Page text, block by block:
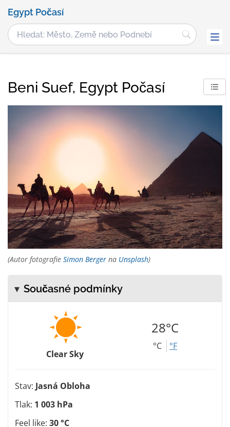
Egypt Počasí
Beni Suef, Egypt Počasí
(Autor fotografie Simon Berger na Unsplash)
Současné podmínky
Clear Sky
28°C
°C °F
Stav: Jasná Obloha
Tlak: 1 003 hPa
Feel like: 30 °C